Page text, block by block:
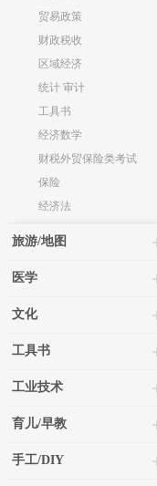
贸易政策
财政税收
区域经济
统计 审计
工具书
经济数学
财税外贸保险类考试
保险
经济法
旅游/地图
医学
文化
工具书
工业技术
育儿/早教
手工/DIY